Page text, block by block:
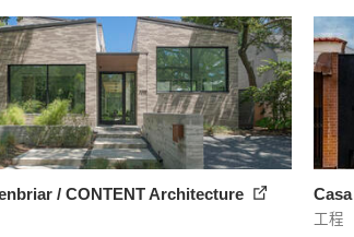
/ CONTENT Architecture
工程